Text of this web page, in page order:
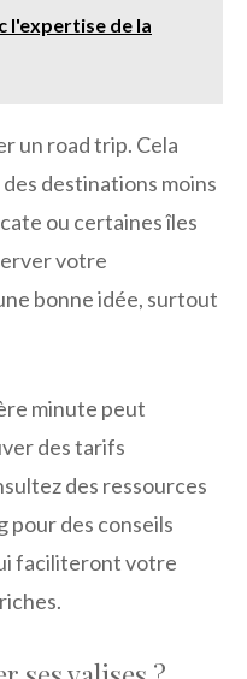
l'expertise de la
un road trip. Cela
destinations moins
ou certaines îles
votre
bonne idée, surtout
minute peut
des tarifs
des ressources
pour des conseils
faciliteront votre